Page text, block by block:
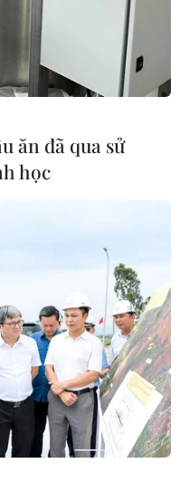
trước
thành
giúp
ăn đã qua sử
học